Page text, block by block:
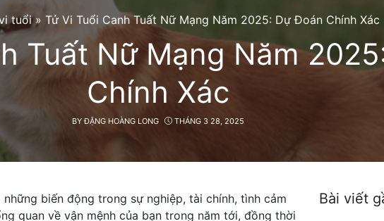
tuổi » Tử Vi Tuổi Canh Tuất Nữ Mạng Năm 2025: Dự Đoán Chính Xác
Tuất Nữ Mạng Năm
Chính Xác
BYĐẶNG HOÀNG LONG THÁNG 3 28, 2025
những biến động trong sự nghiệp, tài chính, tình cảm
quan về vận mệnh của bạn trong năm tới, đồng thời
Bài viết